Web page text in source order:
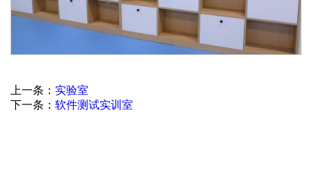
上一条： 实验室
下一条： 软件测试实训室